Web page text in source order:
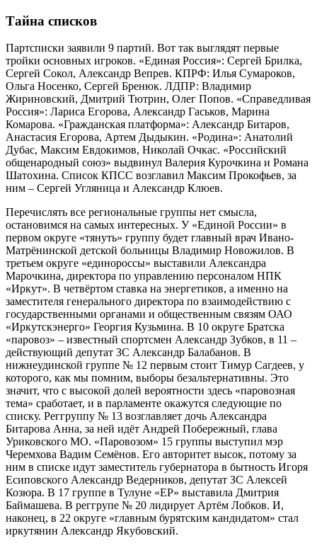
Тайна списков
Партсписки заявили 9 партий. Вот так выглядят первые
тройки основных игроков. «Единая Россия»: Сергей Брилка,
Сергей Сокол, Александр Вепрев. КПРФ: Илья Сумароков,
Ольга Носенко, Сергей Бренюк. ЛДПР: Владимир
Жириновский, Дмитрий Тютрин, Олег Попов. «Справедливая
Россия»: Лариса Егорова, Александр Гаськов, Марина
Комарова. «Гражданская платформа»: Александр Битаров,
Анастасия Егорова, Артем Дыдыкин. «Родина»: Анатолий
Дубас, Максим Евдокимов, Николай Очкас. «Российский
общенародный союз» выдвинул Валерия Курочкина и Романа
Шатохина. Список КПСС возглавил Максим Прокофьев, за
ним – Сергей Угляница и Александр Клюев.
Перечислять все региональные группы нет смысла,
остановимся на самых интересных. У «Единой России» в
первом округе «тянуть» группу будет главный врач Ивано-
Матрёнинской детской больницы Владимир Новожилов. В
третьем округе «единороссы» выставили Александра
Марочкина, директора по управлению персоналом НПК
«Иркут». В четвёртом ставка на энергетиков, а именно на
заместителя генерального директора по взаимодействию с
государственными органами и общественным связям ОАО
«Иркутскэнерго» Георгия Кузьмина. В 10 округе Братска
«паровоз» – известный спортсмен Александр Зубков, в 11 –
действующий депутат ЗС Александр Балабанов. В
нижнеудинской группе № 12 первым стоит Тимур Сагдеев, у
которого, как мы помним, выборы безальтернативны. Это
значит, что с высокой долей вероятности здесь «паровозная
тема» сработает, и в парламенте окажутся следующие по
списку. Реггруппу № 13 возглавляет дочь Александра
Битарова Анна, за ней идёт Андрей Побережный, глава
Уриковского МО. «Паровозом» 15 группы выступил мэр
Черемхова Вадим Семёнов. Его авторитет высок, потому за
ним в списке идут заместитель губернатора в бытность Игоря
Есиповского Александр Ведерников, депутат ЗС Алексей
Козюра. В 17 группе в Тулуне «ЕР» выставила Дмитрия
Баймашева. В реггрупе № 20 лидирует Артём Лобков. И,
наконец, в 22 округе «главным бурятским кандидатом» стал
иркутянин Александр Якубовский.